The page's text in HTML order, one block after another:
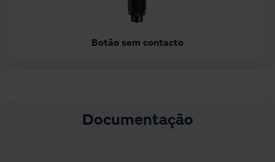
Botão sem contacto
Documentação